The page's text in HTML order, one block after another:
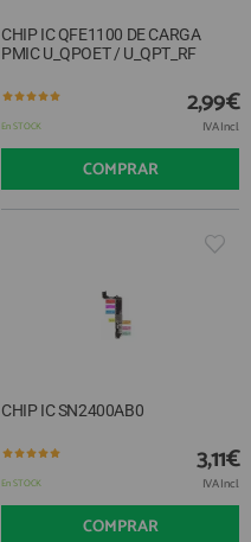
CHIP IC QFE1100 DE CARGA
PMIC U_QPOET / U_QPT_RF
En STOCK
2,99€
IVA Incl.
COMPRAR
CHIP IC SN2400AB0
En STOCK
3,11€
IVA Incl.
COMPRAR